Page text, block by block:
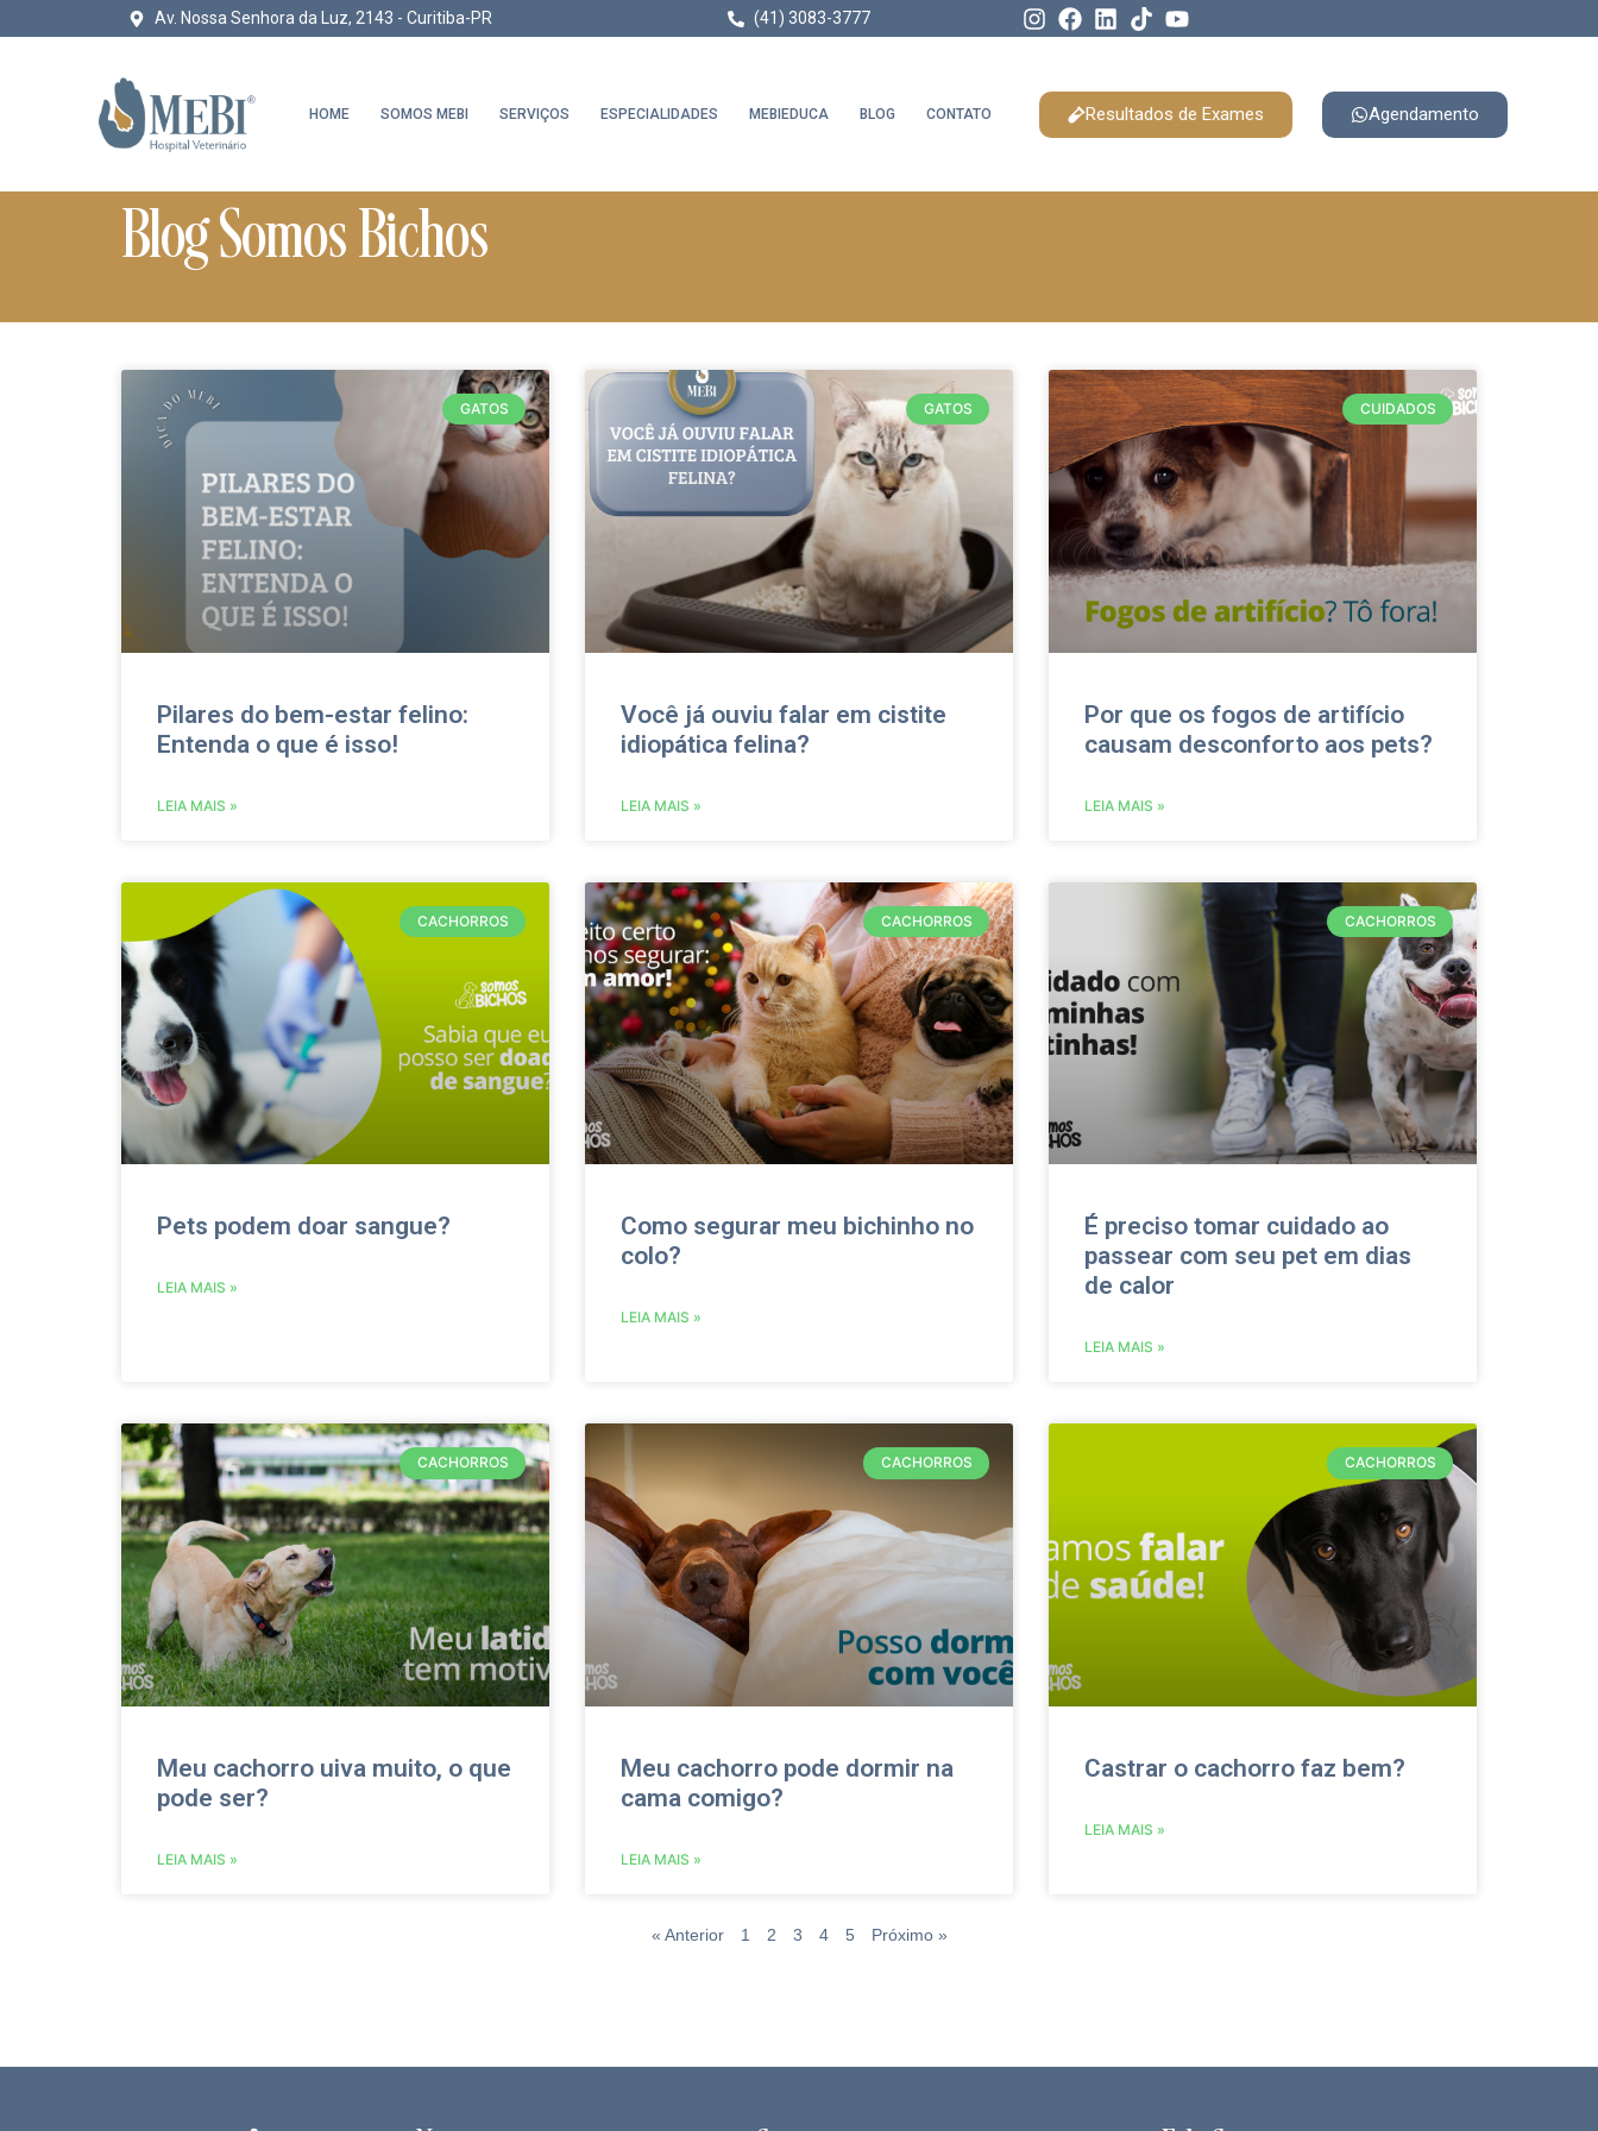
Av. Nossa Senhora da Luz, 2143 - Curitiba-PR (41) 3083-3777
HOME SOMOS MEBI SERVIÇOS ESPECIALIDADES MEBIEDUCA BLOG CONTATO Resultados de Exames Agendamento
Blog Somos Bichos
GATOS
Pilares do bem-estar felino:
Entenda o que é isso!
LEIA MAIS »
GATOS
Você já ouviu falar em cistite
idiopática felina?
LEIA MAIS »
CUIDADOS
Por que os fogos de artifício
causam desconforto aos pets?
LEIA MAIS »
CACHORROS
Pets podem doar sangue?
LEIA MAIS »
CACHORROS
Como segurar meu bichinho no
colo?
LEIA MAIS »
CACHORROS
É preciso tomar cuidado ao
passear com seu pet em dias
de calor
LEIA MAIS »
CACHORROS
Meu cachorro uiva muito, o que
pode ser?
LEIA MAIS »
CACHORROS
Meu cachorro pode dormir na
cama comigo?
LEIA MAIS »
CACHORROS
Castrar o cachorro faz bem?
LEIA MAIS »
« Anterior 1 2 3 4 5 Próximo »